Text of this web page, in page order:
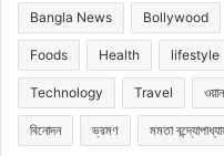
Bangla News Bollywood
Foods Health lifestyle
Technology Travel
বিনোদন ভ্রমণ মমতা